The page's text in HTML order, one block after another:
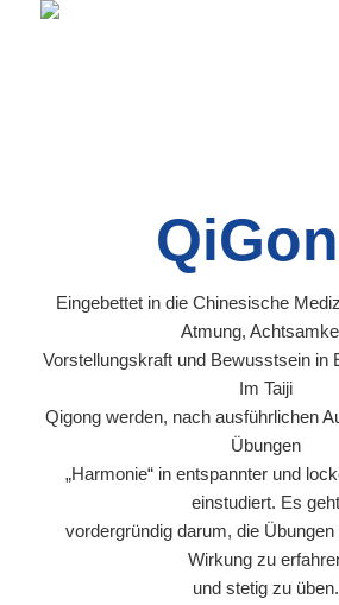
Eingebettet in die Chinesische
Atmung,
Vorstellungskraft und Bewusstsein in
Im Taiji
Qigong werden, nach ausführlichen
Übungen
„Harmonie“ in entspannter und
einstudiert. Es geht
vordergründig darum, die Übungen
Wirkung zu
und stetig zu üben.